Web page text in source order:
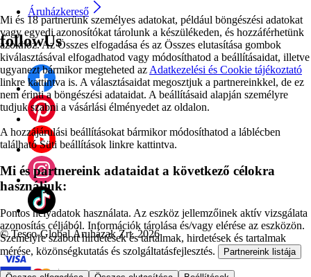
Mi és 18 partnerünk személyes adatokat, például böngészési adatokat
vagy egyedi azonosítókat tárolunk a készülékeden, és hozzáférhetünk
azokhoz. Az Összes elfogadása és az Összes elutasítása gombok
kiválasztásával elfogadhatod vagy módosíthatod a beállításaidat, illetve
ugyanezt bármikor megteheted az Adatkezelési és Cookie tájékoztató
linkre kattintva is. A választásaidat megosztjuk a partnereinkkel, de ez
nem érinti a böngészési adataidat. A beállításaid alapján személyre
tudjuk szabni a vásárlási élményedet az oldalon.
A hozzájárulási beállításokat bármikor módosíthatod a láblécben
található Süti beállítások linkre kattintva.
Mi és partnereink adataidat a következő célokra
használjuk:
Pontos helyadatok használata. Az eszköz jellemzőinek aktív vizsgálata
azonosítás céljából. Információk tárolása és/vagy elérése az eszközön.
Személyre szabott hirdetések és tartalmak, hirdetések és tartalmak
mérése, közönségkutatás és szolgáltatásfejlesztés.
Partnereink listája
Áruházkereső
followUs
©Tesco-Global Áruházak Zrt. 2026